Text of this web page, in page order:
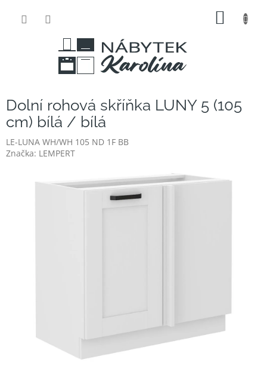
Dolní rohová skříňka LUNY 5 (105
cm) bílá / bílá
LE-LUNA WH/WH 105 ND 1F BB
Značka: LEMPERT